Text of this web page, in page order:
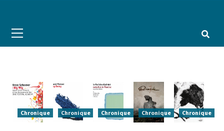
Menu
Chronique Chronique Chronique Chronique Chronique